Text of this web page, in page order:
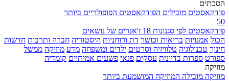
הסכתים
פודקאסטים מובילים הפודקאסטים הפופולריים ביותר
50
פודקאסטים לפי סגנונות 18 ז'אנרים של נושאים
הכול אמנויות בריאות וכושר דת ורוחניות היסטוריה חברה ותרבות חדשות
חינוך טכנולוגיה טלוויזיה וסרטים ילדים ומשפחה מדע מוזיקה ממשל
ספורט ספרות בדיונית עסקים פנאי פשעים אמיתיים קומדיה
מוזיקה
מוזיקה מובילה המוזיקה המושמעת ביותר